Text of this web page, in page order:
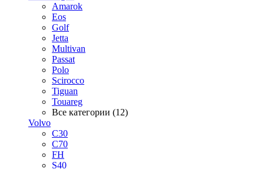
Amarok
Eos
Golf
Jetta
Multivan
Passat
Polo
Scirocco
Tiguan
Touareg
Все категории (12)
Volvo
C30
C70
FH
S40